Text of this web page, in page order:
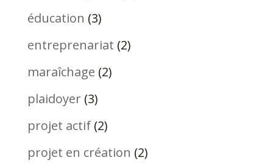
éducation (3)
entreprenariat (2)
maraîchage (2)
plaidoyer (3)
projet actif(2)
projet en création (2)